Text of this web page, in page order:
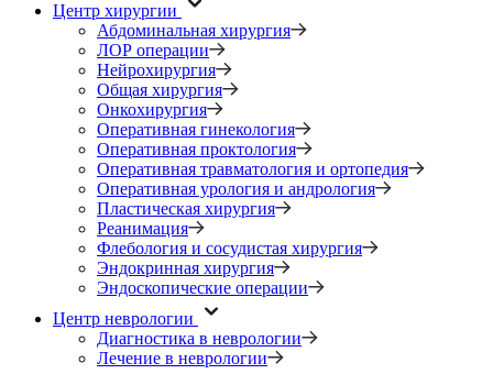
Центр хирургии
Абдоминальная хирургия
ЛОР операции
Нейрохирургия
Общая хирургия
Онкохирургия
Оперативная гинекология
Оперативная проктология
Оперативная травматология и ортопедия
Оперативная урология и андрология
Пластическая хирургия
Реанимация
Флебология и сосудистая хирургия
Эндокринная хирургия
Эндоскопические операции
Центр неврологии
Диагностика в неврологии
Лечение в неврологии